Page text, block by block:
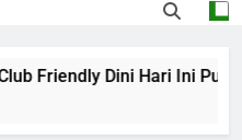
Dini Hari Ini Pukul